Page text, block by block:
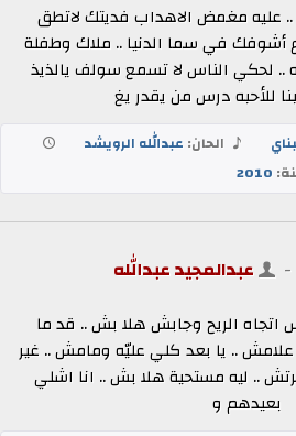
مغمض الاهداب فديتك لاتطق
أشوفك في سما الدنيا .. ملاك وطفلة
.. لحكي الناس لا تسمع سولف يالذيذ
للأحبه درس من يقدر يغ
الحان: عبدالله الرويشد
2010
- عبدالمجيد عبدالله
الريح وجابش هلا بش .. قد ما
.. يا بعد كلي عليّه ومامش .. غير
.. ليه مستحية هلا بش .. انا اشلي
بعيدهم و